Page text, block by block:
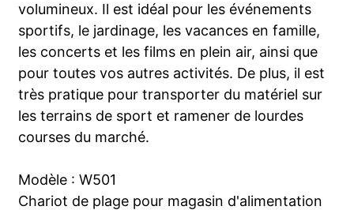
volumineux. Il est idéal pour les événements
sportifs, le jardinage, les vacances en famille,
les concerts et les films en plein air, ainsi que
pour toutes vos autres activités. De plus, il est
très pratique pour transporter du matériel sur
les terrains de sport et ramener de lourdes
courses du marché.
Modèle : W501
Chariot de plage pour magasin d'alimentation